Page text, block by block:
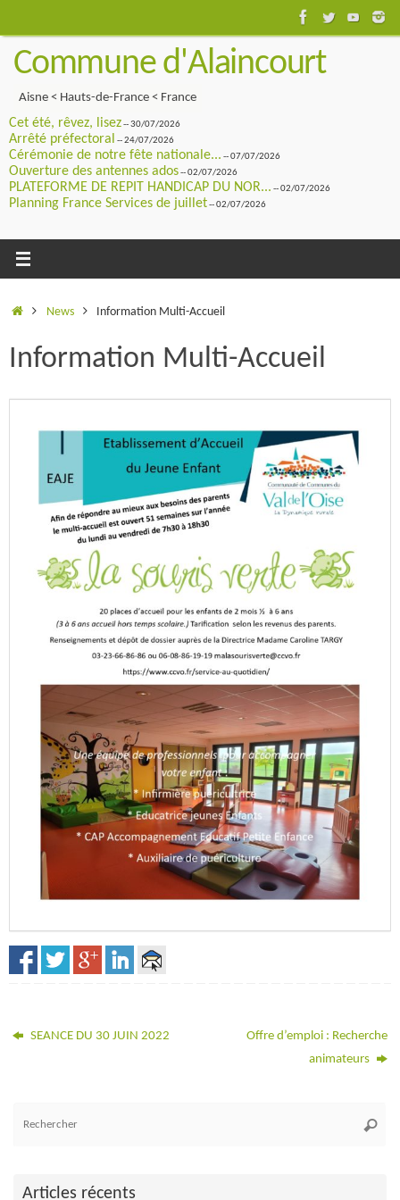
au
contenu
Commune d'Alaincourt
Aisne < Hauts-de-France < France
Cet été, rêvez, lisez-- 30/07/2026
Arrêté préfectoral -- 24/07/2026
Cérémonie de notre fête nationale... -- 07/07/2026
Ouverture des antennes ados-- 02/07/2026
PLATEFORME DE REPIT HANDICAP DU NOR... -- 02/07/2026
Planning France Services de juillet-- 02/07/2026
AccueilNews Information Multi-Accueil
Information Multi-Accueil
SEANCE DU 30 JUIN 2022
Offre d’emploi : Recherche
animateurs
Articles récents